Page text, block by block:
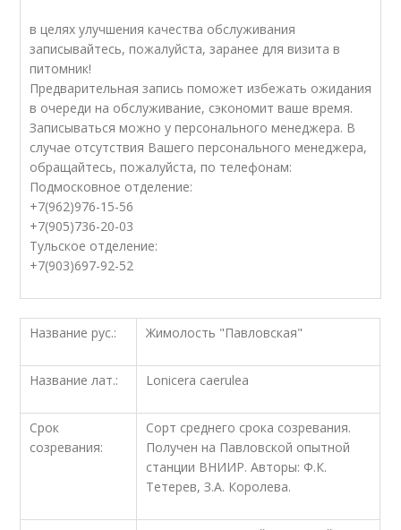
в целях улучшения качества обслуживания
записывайтесь, пожалуйста, заранее для визита в
питомник!
Предварительная запись поможет избежать ожидания
в очереди на обслуживание, сэкономит ваше время.
Записываться можно у персонального менеджера. В
случае отсутствия Вашего персонального менеджера,
обращайтесь, пожалуйста, по телефонам:
Подмосковное отделение:
+7(962)976-15-56
+7(905)736-20-03
Тульское отделение:
+7(903)697-92-52
Название рус.: Жимолость "Павловская"
Название лат.: Lonicera caerulea
Срок
созревания:
Сорт среднего срока созревания.
Получен на Павловской опытной
станции ВНИИР. Авторы: Ф.К.
Тетерев, З.А. Королева.